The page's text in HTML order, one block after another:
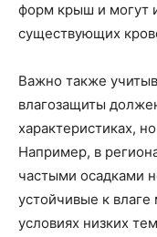
форм крыш и могут
существующих
Важно также
влагозащиты
характеристиках,
Например, в
частыми осадками
устойчивые к
условиях низких